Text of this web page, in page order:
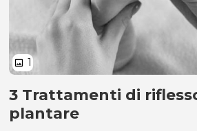
image 1
3 Trattamenti di
3 Trattamenti di
plantare